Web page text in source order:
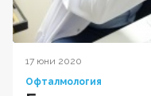
17 юни 2020
Офталмология